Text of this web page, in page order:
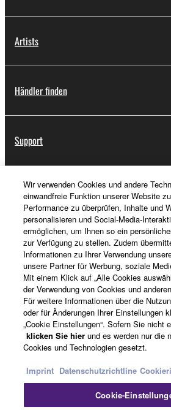
Artists
Händler finden
Support
Registrierung von „Yamaha Music ID“
Über Yamaha
Deutschland - German
Business
Wir verwenden Cookies und andere
einwandfreie Funktion unserer Website
Performance zu überprüfen, Inhalte und
personalisieren und Social-Media-
ermöglichen, um Ihnen so ein
zur Verfügung zu stellen. Zudem
Informationen zu Ihrer Verwendung
unsere Partner für Werbung, soziale
Mit einem Klick auf „Alle Cookies
der Verwendung von Cookies und
Für weitere Informationen über die
oder für Änderungen Ihrer Einstellungen
„Cookie Einstellungen“. Sofern Sie nicht
klicken Sie hier und es werden nur die
Cookies und Technologien gesetzt.
Imprint Datenschutzrichtline
Cookie-